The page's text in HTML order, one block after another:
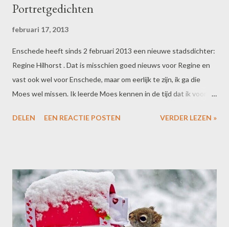
Portretgedichten
februari 17, 2013
Enschede heeft sinds 2 februari 2013 een nieuwe stadsdichter:
Regine Hilhorst . Dat is misschien goed nieuws voor Regine en
vast ook wel voor Enschede, maar om eerlijk te zijn, ik ga die
Moes wel missen. Ik leerde Moes kennen in de tijd dat ik voor
uitzette op de basisscholen. Ze verzorgde toen workshops
stadsdichter had verdiend, nam ik haar weer in de arm.
Enschede kreeg een Wereldvredesvlam en ik vroeg Moes om
voor de openingsceremonie een gedicht te schrijven. Dat
leverde een warm, persoonlijk beeld op, dat ze even persoonlijk
DELEN EEN REACTIE POSTEN VERDER LEZEN »